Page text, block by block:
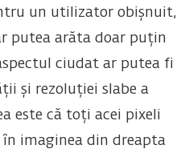
un utilizator obișnuit,
putea arăta doar puțin
ciudat ar putea fi
și rezoluției slabe a
este că toți acei pixeli
imaginea din dreapta